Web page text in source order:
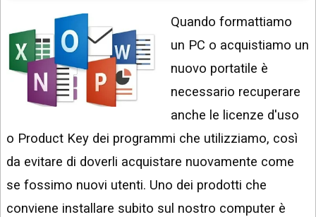
POST
ARCHIVIO
ARGOMENTI:
IPHONE
ANDROID
YOUTUBE
INSTAGRAM
NEWS
LINKEDIN
Quando formattiamo
un PC o acquistiamo un
nuovo portatile è
necessario recuperare
anche le licenze d'uso
o Product Key dei programmi che utilizziamo, così
da evitare di doverli acquistare nuovamente come
se fossimo nuovi utenti. Uno dei prodotti che
conviene installare subito sul nostro computer è